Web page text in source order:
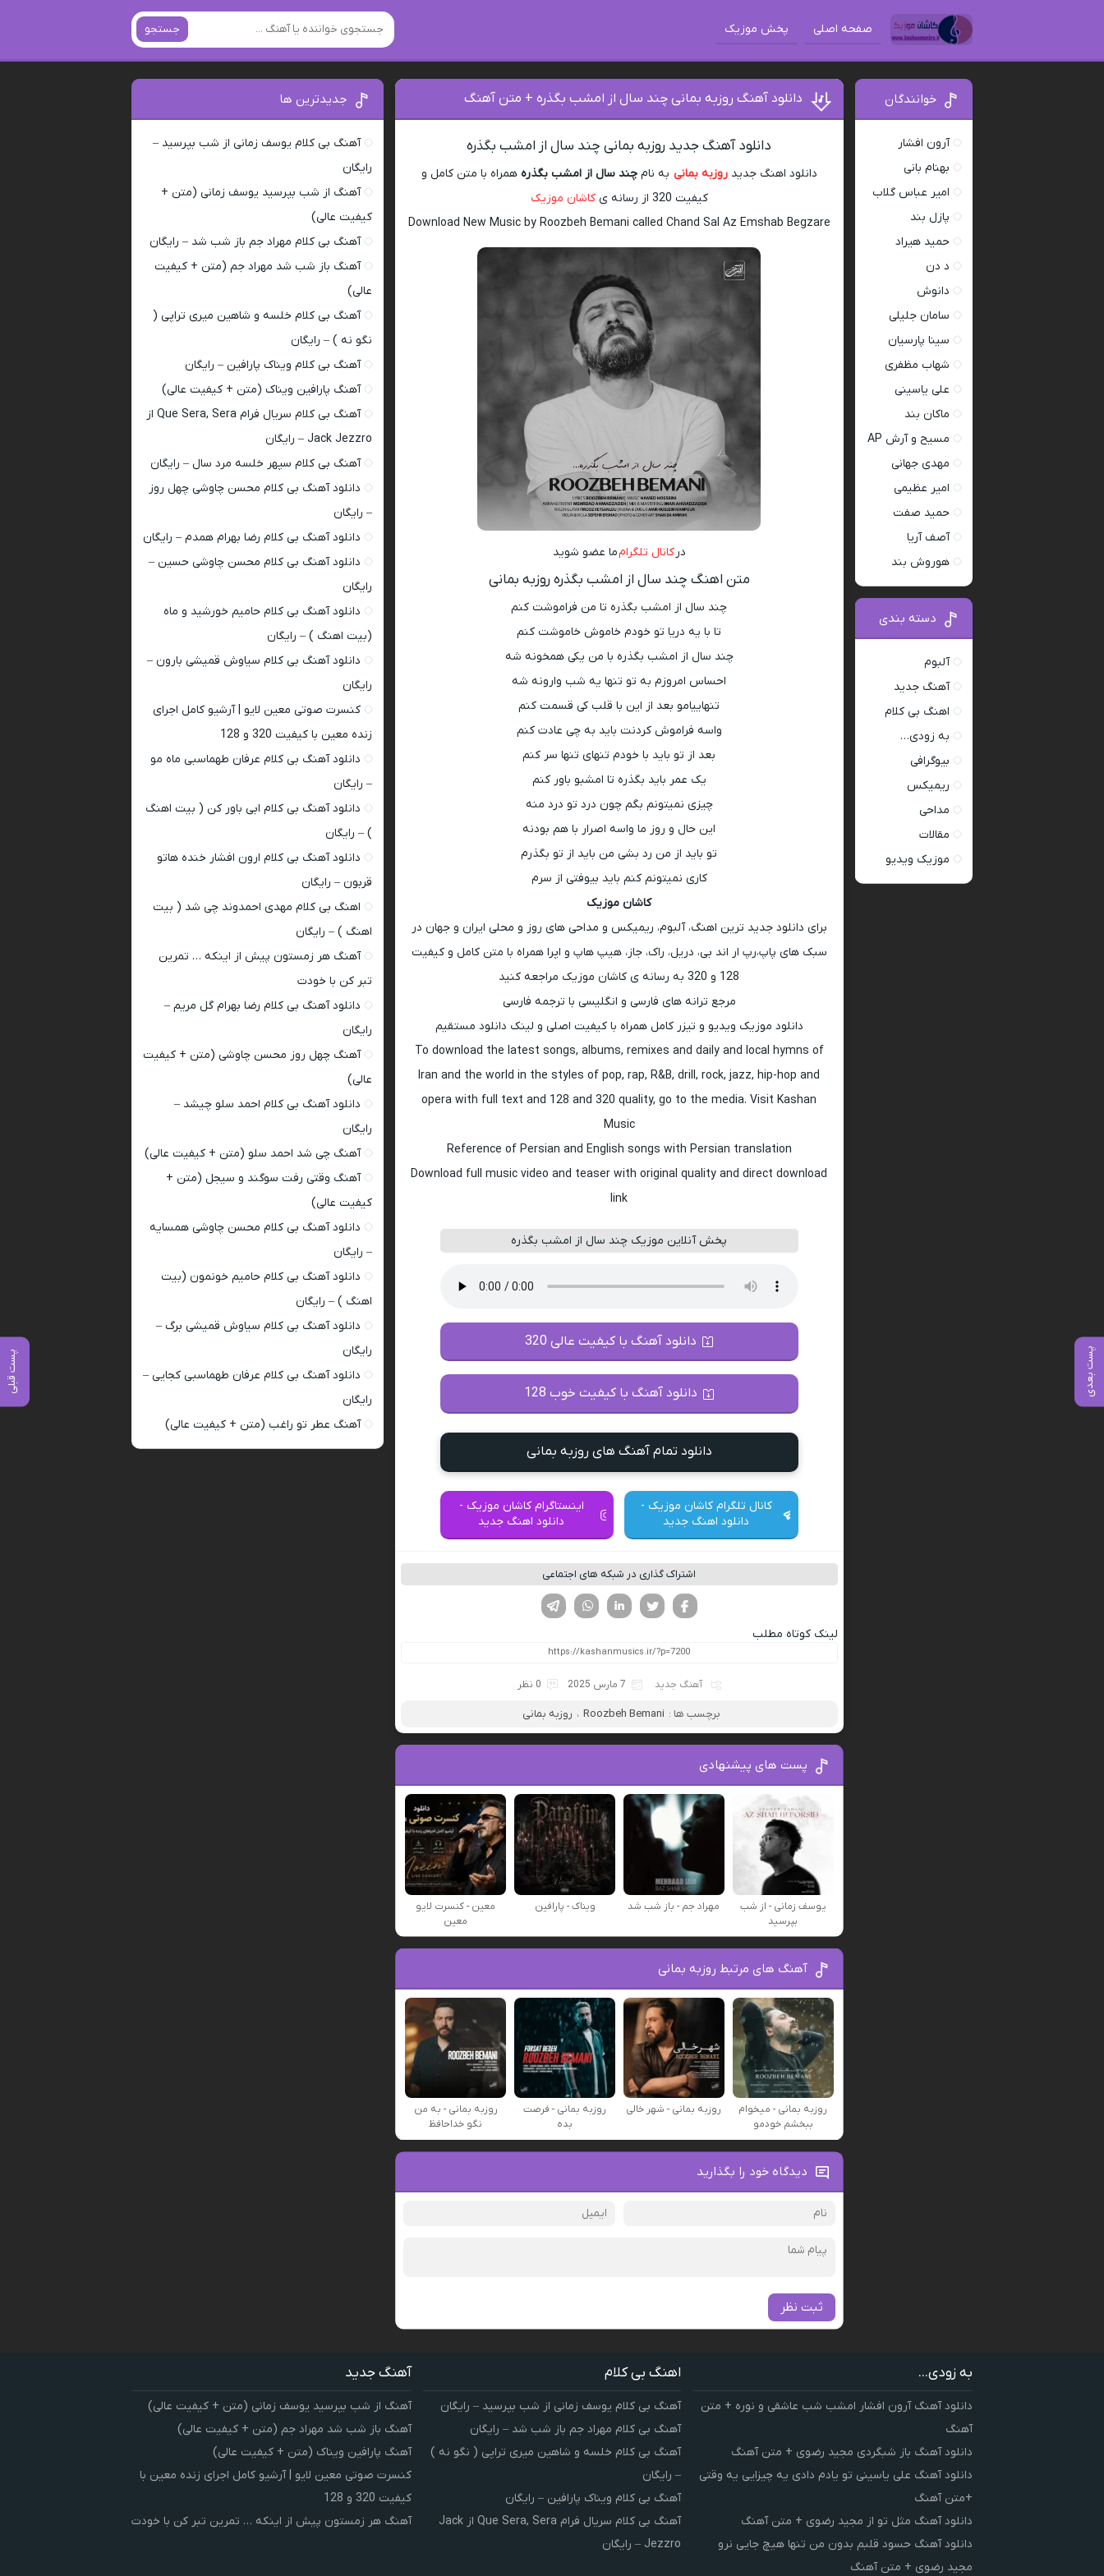
صفحه اصلی پخش موزیک جستجو
پست بعدی پست قبلی
دانلود آهنگ روزبه بمانی چند سال از امشب بگذره + متن آهنگ
دانلود آهنگ جدید روزبه بمانی چند سال از امشب بگذره
دانلود اهنگ جدیدروزبه بمانی به نامچند سال از امشب بگذره همراه با متن کامل و
کیفیت 320 از رسانه ی
کاشان موزیک
Download New Music by Roozbeh Bemani called Chand Sal Az Emshab Begzare
در کانال تلگرامما عضو شوید
متن اهنگ چند سال از امشب بگذره روزبه بمانی
چند سال از امشب بگذره تا من فراموشت کنم
تا با یه دریا تو خودم خاموش خاموشت کنم
چند سال از امشب بگذره با من یکی همخونه شه
احساس امروزم به تو تنها یه شب وارونه شه
تنهاییامو بعد از این با قلب کی قسمت کنم
واسه فراموش کردنت باید به چی عادت کنم
بعد از تو باید با خودم تنهای تنها سر کنم
یک عمر باید بگذره تا امشبو باور کنم
چیزی نمیتونم بگم چون درد تو درد منه
این حال و روز ما واسه اصرار با هم بودنه
تو باید از من رد بشی من باید از تو بگذرم
کاری نمیتونم کنم باید بیوفتی از سرم
کاشان موزیک
برای دانلود جدید ترین اهنگ، آلبوم، ریمیکس و مداحی های روز و محلی ایران و جهان در
سبک های پاپ،رپ ار اند بی، دریل، راک، جاز، هیپ هاپ و اپرا همراه با متن کامل و کیفیت
128 و 320 به رسانه ی کاشان موزیک مراجعه کنید
مرجع ترانه های فارسی و انگلیسی با ترجمه فارسی
دانلود موزیک ویدیو و تیزر کامل همراه با کیفیت اصلی و لینک دانلود مستقیم
To download the latest songs, albums, remixes and daily and local hymns of
Iran and the world in the styles of pop, rap, R&B, drill, rock, jazz, hip-hop and
opera with full text and 128 and 320 quality, go to the media. Visit Kashan
Music
Reference of Persian and English songs with Persian translation
Download full music video and teaser with original quality and direct download
link
پخش آنلاین موزیک چند سال از امشب بگذره
دانلود آهنگ با کیفیت عالی 320
دانلود آهنگ با کیفیت خوب 128
دانلود تمام آهنگ های روزبه بمانی
کانال تلگرام کاشان موزیک -
دانلود اهنگ جدید
اینستاگرام کاشان موزیک -
دانلود اهنگ جدید
اشتراک گذاری در شبکه های اجتماعی
لینکدین تویتر
فیسوک
لینک کوتاه مطلب
آهنگ جدید 7 مارس 2025 0 نظر
برچسب ها : Roozbeh Bemani ، روزبه بمانی
پست های پیشنهادی
یوسف زمانی - از شب
بپرسید
مهراد جم - باز شب شد ویناک - پارافین
معین - کنسرت لایو
معین
آهنگ های مرتبط روزبه بمانی
روزبه بمانی - میخوام
ببخشم خودمو
روزبه بمانی - شهر خالی
روزبه بمانی - فرصت
بده
روزبه بمانی - به من
نگو خداحافظ
دیدگاه خود را بگذارید
ثبت نظر
خوانندگان
آرون افشار
بهنام بانی
امیر عباس گلاب
پازل بند
حمید هیراد
د دن
دانوش
سامان جلیلی
سینا پارسیان
شهاب مظفری
علی یاسینی
ماکان بند
مسیح و آرش AP
مهدی جهانی
امیر عظیمی
حمید صفت
آصف آریا
هوروش بند
دسته بندی
آلبوم
آهنگ جدید
اهنگ بی کلام
به زودی…
بیوگرافی
ریمیکس
مداحی
مقالات
موزیک ویدیو
جدیدترین ها
آهنگ بی کلام یوسف زمانی از شب بپرسید –
رایگان
آهنگ از شب بپرسید یوسف زمانی (متن +
کیفیت عالی)
آهنگ بی کلام مهراد جم باز شب شد – رایگان
آهنگ باز شب شد مهراد جم (متن + کیفیت
عالی)
آهنگ بی کلام خلسه و شاهین میری تراپی (
نگو نه ) – رایگان
آهنگ بی کلام ویناک پارافین – رایگان
آهنگ پارافین ویناک (متن + کیفیت عالی)
آهنگ بی کلام سریال فرام Que Sera, Sera از
Jack Jezzro – رایگان
آهنگ بی کلام سپهر خلسه مرد سال – رایگان
دانلود آهنگ بی کلام محسن چاوشی چهل روز
– رایگان
دانلود آهنگ بی کلام رضا بهرام همدم – رایگان
دانلود آهنگ بی کلام محسن چاوشی حسین –
رایگان
دانلود آهنگ بی کلام حامیم خورشید و ماه
(بیت اهنگ ) – رایگان
دانلود آهنگ بی کلام سیاوش قمیشی بارون –
رایگان
کنسرت صوتی معین لایو | آرشیو کامل اجرای
زنده معین با کیفیت 320 و 128
دانلود آهنگ بی کلام عرفان طهماسبی ماه مو
– رایگان
دانلود آهنگ بی کلام ابی باور کن ( بیت اهنگ
) – رایگان
دانلود آهنگ بی کلام ارون افشار خنده هاتو
قربون – رایگان
اهنگ بی کلام مهدی احمدوند چی شد ( بیت
اهنگ ) – رایگان
آهنگ هر زمستون پیش از اینکه … تمرین
تبر کن با خودت
دانلود آهنگ بی کلام رضا بهرام گل مریم –
رایگان
آهنگ چهل روز محسن چاوشی (متن + کیفیت
عالی)
دانلود آهنگ بی کلام احمد سلو چیشد –
رایگان
آهنگ چی شد احمد سلو (متن + کیفیت عالی)
آهنگ وقتی رفت سوگند و سیجل (متن +
کیفیت عالی)
دانلود آهنگ بی کلام محسن چاوشی همسایه
– رایگان
دانلود آهنگ بی کلام حامیم خونمون (بیت
اهنگ ) – رایگان
دانلود آهنگ بی کلام سیاوش قمیشی برگ –
رایگان
دانلود آهنگ بی کلام عرفان طهماسبی کجایی –
رایگان
آهنگ عطر تو راغب (متن + کیفیت عالی)
به زودی...
دانلود آهنگ آرون افشار امشب شب عاشقی و نوره + متن
آهنگ
دانلود آهنگ باز شبگردی مجید رضوی + متن آهنگ
دانلود آهنگ علی یاسینی تو یادم دادی یه چیزایی یه وقتی
+متن آهنگ
دانلود آهنگ مثل تو از مجید رضوی + متن آهنگ
دانلود آهنگ حسود قلبم بدون من تنها هیچ جایی نرو
مجید رضوی + متن آهنگ
اهنگ بی کلام
آهنگ بی کلام یوسف زمانی از شب بپرسید – رایگان
آهنگ بی کلام مهراد جم باز شب شد – رایگان
آهنگ بی کلام خلسه و شاهین میری تراپی ( نگو نه )
– رایگان
آهنگ بی کلام ویناک پارافین – رایگان
آهنگ بی کلام سریال فرام Que Sera, Sera از Jack
Jezzro – رایگان
آهنگ جدید
آهنگ از شب بپرسید یوسف زمانی (متن + کیفیت عالی)
آهنگ باز شب شد مهراد جم (متن + کیفیت عالی)
آهنگ پارافین ویناک (متن + کیفیت عالی)
کنسرت صوتی معین لایو | آرشیو کامل اجرای زنده معین با
کیفیت 320 و 128
آهنگ هر زمستون پیش از اینکه … تمرین تبر کن با خودت